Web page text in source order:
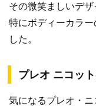
その微笑ましいデザ
特にボディーカラ
した。
プレオ ニコッ
気になるプレオ・